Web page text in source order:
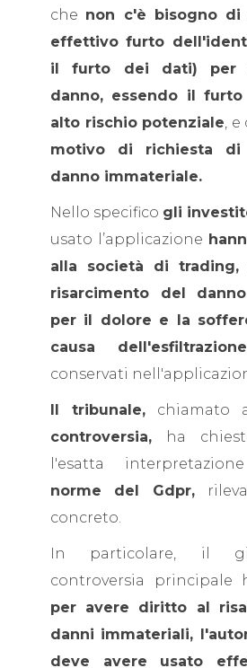
che non c'è bisogno di
effettivo furto
il furto dei dati) per
danno, essendo il
alto rischio potenziale, e
motivo di richiesta di
danno immateriale.
Nello specifico gli
usato l’applicazione
alla società di trading,
risarcimento del
per il dolore e la
causa
conservati
Il tribunale, chiamato
controversia, ha
l'esatta
norme del Gdpr,
concreto.
In particolare, il
controversia principale
per avere diritto al
danni immateriali,
deve avere usato